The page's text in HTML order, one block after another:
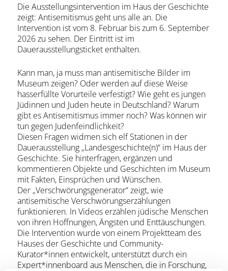
Kultur
Feste & Highlights
Die Ausstellungsintervention im Haus der Geschichte
zeigt: Antisemitismus geht uns alle an. Die
Intervention ist vom 8. Februar bis zum 6. September
2026 zu sehen. Der Eintritt ist im
Dauerausstellungsticket enthalten.
Kann man, ja muss man antisemitische Bilder im
Museum zeigen? Oder werden auf diese Weise
hasserfüllte Vorurteile verfestigt? Wie geht es jungen
Jüdinnen und Juden heute in Deutschland? Warum
gibt es Antisemitismus immer noch? Was können wir
tun gegen Judenfeindlichkeit?
Diesen Fragen widmen sich elf Stationen in der
Dauerausstellung „Landesgeschichte(n)“ im Haus der
Geschichte. Sie hinterfragen, ergänzen und
kommentieren Objekte und Geschichten im Museum
mit Fakten, Einsprüchen und Wünschen.
Der „Verschwörungsgenerator“ zeigt, wie
antisemitische Verschwörungserzählungen
funktionieren. In Videos erzählen jüdische Menschen
von ihren Hoffnungen, Ängsten und Enttäuschungen.
Die Intervention wurde von einem Projektteam des
Hauses der Geschichte und Community-
Kurator*innen entwickelt, unterstützt durch ein
Expert*innenboard aus Menschen, die in Forschung,